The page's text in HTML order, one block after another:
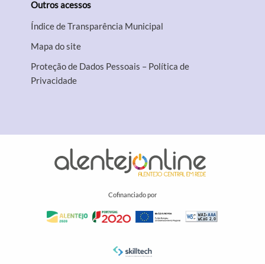
Outros acessos
Índice de Transparência Municipal
Mapa do site
Proteção de Dados Pessoais – Política de
Privacidade
Cofinanciado por